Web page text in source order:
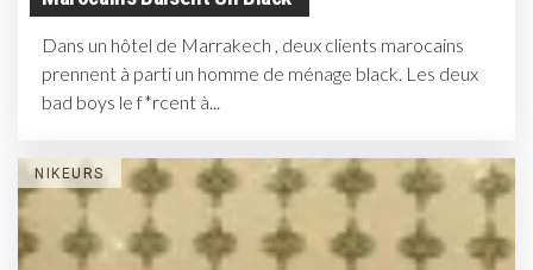
Dans un hôtel de Marrakech , deux clients marocains
prennent à parti un homme de ménage black. Les deux
bad boys le f*rcent à...
NIKEURS